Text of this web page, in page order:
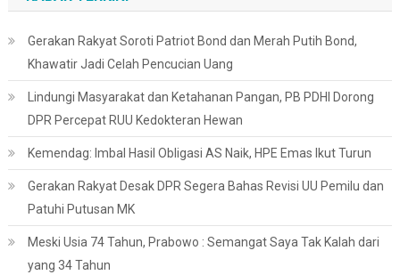
Gerakan Rakyat Soroti Patriot Bond dan Merah Putih Bond,
Khawatir Jadi Celah Pencucian Uang
Lindungi Masyarakat dan Ketahanan Pangan, PB PDHI Dorong
DPR Percepat RUU Kedokteran Hewan
Kemendag: Imbal Hasil Obligasi AS Naik, HPE Emas Ikut Turun
Gerakan Rakyat Desak DPR Segera Bahas Revisi UU Pemilu dan
Patuhi Putusan MK
Meski Usia 74 Tahun, Prabowo : Semangat Saya Tak Kalah dari
yang 34 Tahun